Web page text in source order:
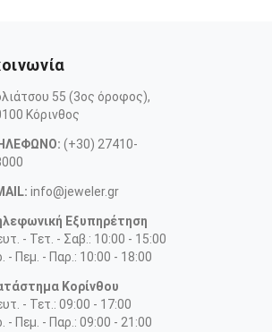
55 (3ος όροφος),
Κόρινθος
(+30) 27410-
info@jeweler.gr
Εξυπηρέτηση
- Τετ. - Σαβ.: 10:00 - 15:00
- Πεμ. - Παρ.: 10:00 - 18:00
Κορίνθου
- Τετ.: 09:00 - 17:00
- Πεμ. - Παρ.: 09:00 - 21:00